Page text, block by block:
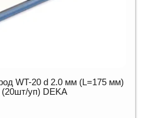
WT-20 d 2.0 мм (L=175 мм)
(20шт/уп) DEKA